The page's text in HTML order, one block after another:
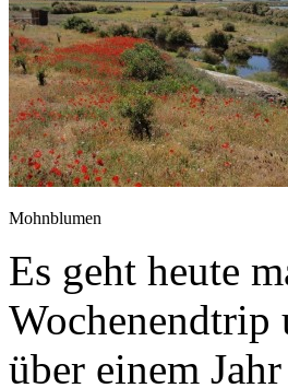
Mohnblumen
Es geht heute
Wochenendtrip
über einem